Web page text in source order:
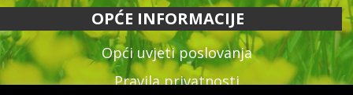
OPĆE INFORMACIJE
Opći uvjeti poslovanja
Pravila privatnosti